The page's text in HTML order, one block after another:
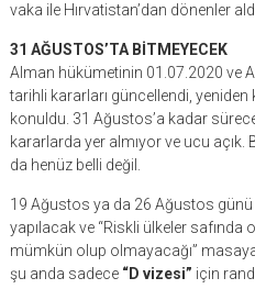
vaka ile Hırvatistan’dan dönenler
31 AĞUSTOS’TA BİTMEYECEK
Alman hükümetinin 01.07.2020 ve
tarihli kararları güncellendi, yeniden
konuldu. 31 Ağustos’a kadar
kararlarda yer almıyor ve ucu açık.
da henüz belli değil.
19 Ağustos ya da 26 Ağustos günü
yapılacak ve “Riskli ülkeler safında
mümkün olup olmayacağı”
şu anda sadece “D vizesi” için